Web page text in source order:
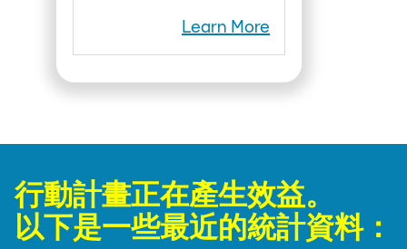
Learn More
行動計畫正在產生效益。
以下是一些最近的統計資料：